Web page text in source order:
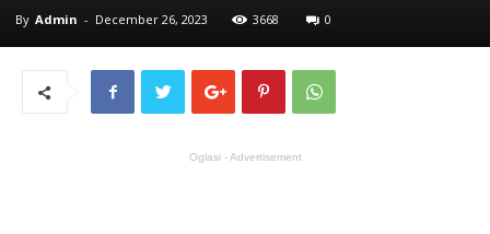
By Admin - December 26, 2023 3668 0
Oglasi - Advertisement